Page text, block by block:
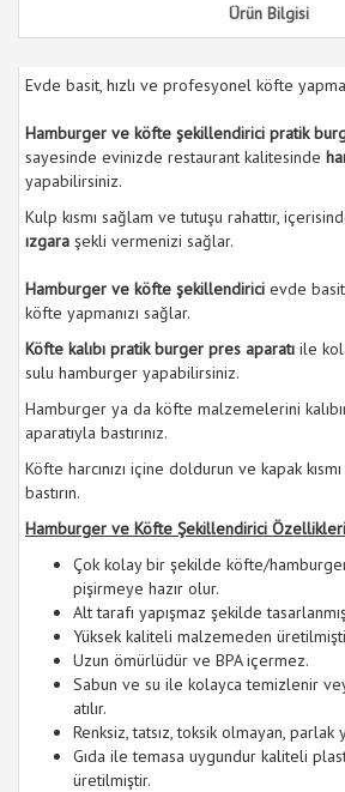
Ürün Bilgisi
Evde basit, hızlı ve profesyonel köfte
Hamburger ve köfte şekillendirici pratik
sayesinde evinizde restaurant kalitesinde
yapabilirsiniz.
Kulp kısmı sağlam ve tutuşu rahattır,
ızgara şekli vermenizi sağlar.
Hamburger ve köfte şekillendirici evde
köfte yapmanızı sağlar.
Köfte kalıbı pratik burger pres aparatı ile
sulu hamburger yapabilirsiniz.
Hamburger ya da köfte malzemelerini
aparatıyla bastırınız.
Köfte harcınızı içine doldurun ve kapak
bastırın.
Hamburger ve Köfte Şekillendirici
Çok kolay bir şekilde köfte/
pişirmeye hazır olur.
Alt tarafı yapışmaz şekilde
Yüksek kaliteli malzemeden
Uzun ömürlüdür ve BPA içermez.
Sabun ve su ile kolayca temizlenir
atılır.
Renksiz, tatsız, toksik olmayan, parlak
Gıda ile temasa uygundur kaliteli
üretilmiştir.